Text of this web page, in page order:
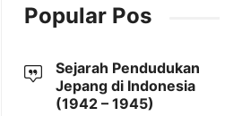
Popular Pos
Sejarah Pendudukan
Jepang di Indonesia
(1942 – 1945)